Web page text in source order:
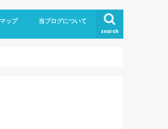
search
ップ 当ブログについて
お問い合わせ